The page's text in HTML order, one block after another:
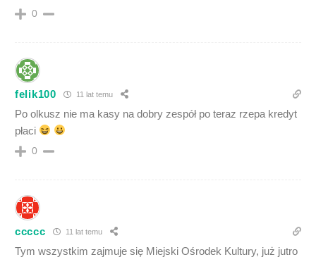
0
felik100 11 lat temu
Po olkusz nie ma kasy na dobry zespół po teraz rzepa kredyt
płaci
0
ccccc 11 lat temu
Tym wszystkim zajmuje się Miejski Ośrodek Kultury, już jutro